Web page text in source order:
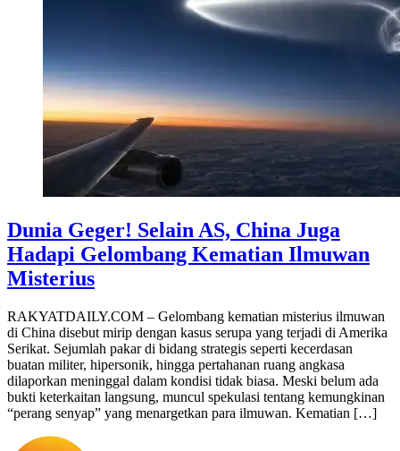
Dunia Geger! Selain AS, China Juga
Hadapi Gelombang Kematian Ilmuwan
Misterius
RAKYATDAILY.COM – Gelombang kematian misterius ilmuwan
di China disebut mirip dengan kasus serupa yang terjadi di Amerika
Serikat. Sejumlah pakar di bidang strategis seperti kecerdasan
buatan militer, hipersonik, hingga pertahanan ruang angkasa
dilaporkan meninggal dalam kondisi tidak biasa. Meski belum ada
bukti keterkaitan langsung, muncul spekulasi tentang kemungkinan
“perang senyap” yang menargetkan para ilmuwan. Kematian […]